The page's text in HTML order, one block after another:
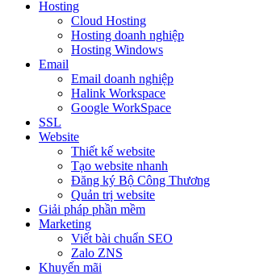
Hosting
Cloud Hosting
Hosting doanh nghiệp
Hosting Windows
Email
Email doanh nghiệp
Halink Workspace
Google WorkSpace
SSL
Website
Thiết kế website
Tạo website nhanh
Đăng ký Bộ Công Thương
Quản trị website
Giải pháp phần mềm
Marketing
Viết bài chuẩn SEO
Zalo ZNS
Khuyến mãi